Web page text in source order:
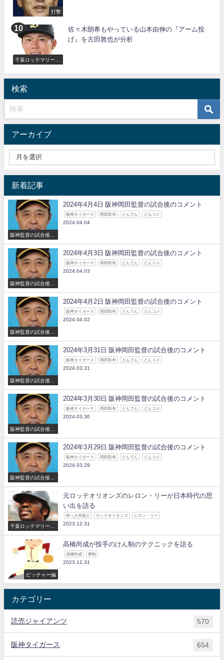
打撃
千葉ロッテマリーン
佐々木朗希もやっている山本由伸の『アーム投
げ』を古田敦也が分析
検索
アーカイブ
新着記事
阪神監督の試合後の
コメント
2024年4月4日 阪神岡田監督の試合後のコメント
阪神タイガース 岡田彰布 どんでん どんコメ
2024.04.04
阪神監督の試合後の
コメント
2024年4月3日 阪神岡田監督の試合後のコメント
阪神タイガース 岡田彰布 どんでん どんコメ
2024.04.03
阪神監督の試合後の
コメント
2024年4月2日 阪神岡田監督の試合後のコメント
阪神タイガース 岡田彰布 どんでん どんコメ
2024.04.02
阪神監督の試合後の
コメント
2024年3月31日 阪神岡田監督の試合後のコメント
阪神タイガース 岡田彰布 どんでん どんコメ
2024.03.31
阪神監督の試合後の
コメント
2024年3月30日 阪神岡田監督の試合後のコメント
阪神タイガース 岡田彰布 どんでん どんコメ
2024.03.30
阪神監督の試合後の
コメント
2024年3月29日 阪神岡田監督の試合後のコメント
阪神タイガース 岡田彰布 どんでん どんコメ
2024.03.29
千葉ロッテマリーン
ズ
元ロッテオリオンズのレロン・リーが日本時代の思
い出を語る
助っ人外国人 ロッテオリオンズ レロン・リー
2023.12.31
ピッチャー編
高橋尚成が投手のけん制のテクニックを語る
高橋尚成 牽制
2023.12.31
カテゴリー
読売ジャイアンツ 570
阪神タイガース 654